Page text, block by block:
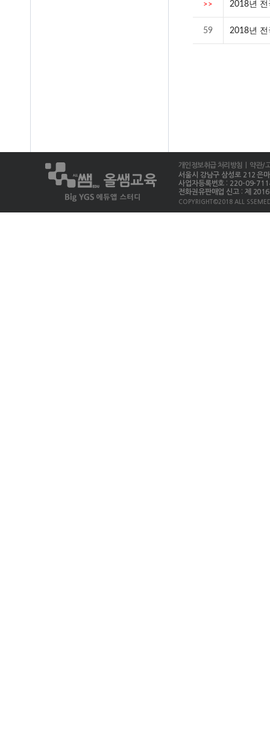
>> 2018년 전
59 2018년 전
개인정보취급 처리방침
| 약관/
서울시 강남구 삼성로 212 은
사업자등록번호 : 220-09-
전화권유판매업 신고 : 제
COPYRIGHT©2018 ALL